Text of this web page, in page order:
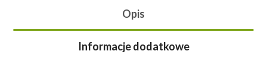
Opis
Informacje dodatkowe